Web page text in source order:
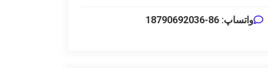
واتساپ: 86-18790692036